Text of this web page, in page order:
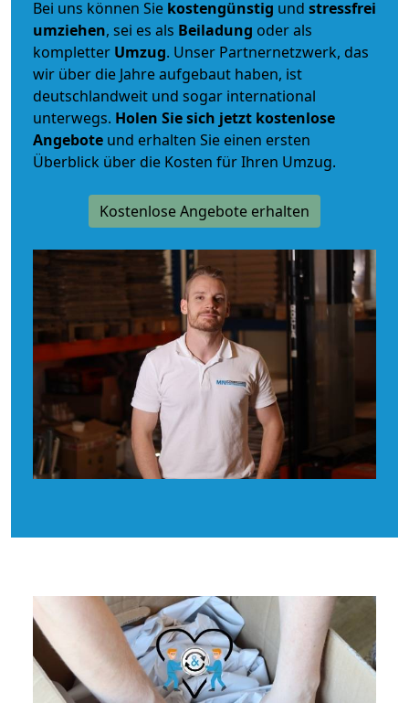
Bei uns können Sie kostengünstig und stressfrei
umziehen, sei es als Beiladung oder als
kompletter Umzug. Unser Partnernetzwerk, das
wir über die Jahre aufgebaut haben, ist
deutschlandweit und sogar international
unterwegs. Holen Sie sich jetzt kostenlose
Angebote und erhalten Sie einen ersten
Überblick über die Kosten für Ihren Umzug.
Kostenlose Angebote erhalten